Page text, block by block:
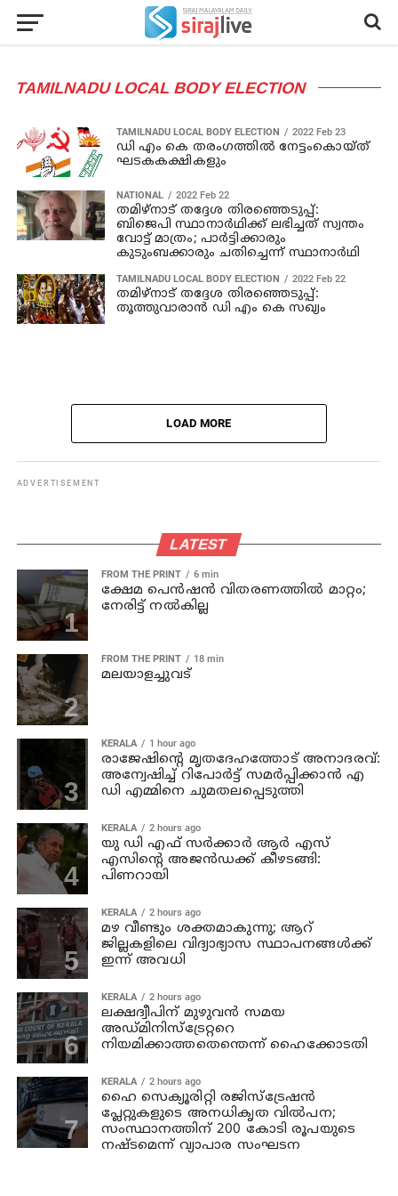
TAMILNADU LOCAL BODY ELECTION
TAMILNADU LOCAL BODY ELECTION 2022 Feb 23
ഡി എം കെ തരംഗത്തില്‍ നേട്ടംകൊയ്ത്
ഘടകകക്ഷികളും
NATIONAL 2022 Feb 22
തമിഴ്‌നാട് തദ്ദേശ തിരഞ്ഞെടുപ്പ്:
ബിജെപി സ്ഥാനാര്‍ഥിക്ക് ലഭിച്ചത് സ്വന്തം
വോട്ട് മാത്രം; പാര്‍ട്ടിക്കാരും
കുടുംബക്കാരും ചതിച്ചെന്ന് സ്ഥാനാര്‍ഥി
TAMILNADU LOCAL BODY ELECTION 2022 Feb 22
തമിഴ്‌നാട് തദ്ദേശ തിരഞ്ഞെടുപ്പ്:
തൂത്തുവാരാന്‍ ഡി എം കെ സഖ്യം
LOAD MORE
ADVERTISEMENT
LATEST
FROM THE PRINT 6 min
ക്ഷേമ പെന്‍ഷന്‍ വിതരണത്തില്‍ മാറ്റം;
നേരിട്ട് നല്‍കില്ല
FROM THE PRINT 18 min
മലയാളച്ചുവട്
KERALA 1 hour ago
രാജേഷിന്റെ മൃതദേഹത്തോട് അനാദരവ്:
അന്വേഷിച്ച് റിപോര്‍ട്ട് സമര്‍പ്പിക്കാന്‍ എ
ഡി എമ്മിനെ ചുമതലപ്പെടുത്തി
KERALA 2 hours ago
യു ഡി എഫ് സര്‍ക്കാര്‍ ആര്‍ എസ്
എസിന്റെ അജന്‍ഡക്ക്‌ കീഴടങ്ങി:
പിണറായി
KERALA 2 hours ago
മഴ വീണ്ടും ശക്തമാകുന്നു; ആറ്
ജില്ലകളിലെ വിദ്യാഭ്യാസ സ്ഥാപനങ്ങള്‍ക്ക്
ഇന്ന് അവധി
KERALA 2 hours ago
ലക്ഷദ്വീപിന് മുഴുവന്‍ സമയ
അഡ്മിനിസ്‌ട്രേറ്ററെ
നിയമിക്കാത്തതെന്തെന്ന് ഹൈക്കോടതി
KERALA 2 hours ago
ഹൈ സെക്യൂരിറ്റി രജിസ്‌ട്രേഷന്‍
പ്ലേറ്റുകളുടെ അനധികൃത വില്‍പന;
സംസ്ഥാനത്തിന് 200 കോടി രൂപയുടെ
നഷ്ടമെന്ന് വ്യാപാര സംഘടന